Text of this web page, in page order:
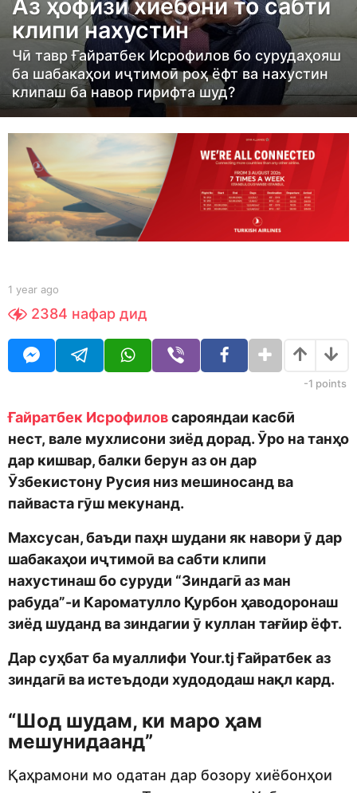
a
r
a
g
o
1
a
r
a
g
Аз ҳофизи хиёбонӣ то сабти
клипи нахустин
Чӣ тавр Ғайратбек Исрофилов бо сурудаҳояш
ба шабакаҳои иҷтимоӣ роҳ ёфт ва нахустин
клипаш ба навор гирифта шуд?
b
S
n
1 year ago
e
2384 нафар дид
-1 points
Ғайратбек Исрофиловсарояндаи касбӣ
нест, вале мухлисони зиёд дорад. Ӯро на танҳо
дар кишвар, балки берун аз он дар
Ӯзбекистону Русия низ мешиносанд ва
пайваста гӯш мекунанд.
Махсусан, баъди паҳн шудани як навори ӯ дар
шабакаҳои иҷтимоӣ ва сабти клипи
нахустинаш бо суруди “Зиндагӣ аз ман
рабуда”-и Кароматулло Қурбон ҳаводоронаш
зиёд шуданд ва зиндагии ӯ куллан тағйир ёфт.
Дар суҳбат ба муаллифи Your.tj Ғайратбек аз
зиндагӣ ва истеъдоди худододаш нақл кард.
“Шод шудам, ки маро ҳам
мешунидаанд”
Қаҳрамони мо одатан дар бозору хиёбонҳои